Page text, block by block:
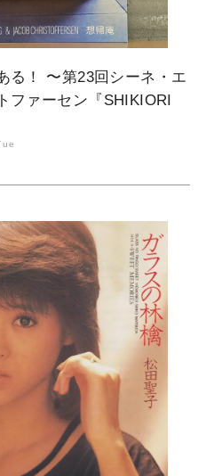
る！ 〜第23回シーネ・エ
ファーセン『SHIKIORI